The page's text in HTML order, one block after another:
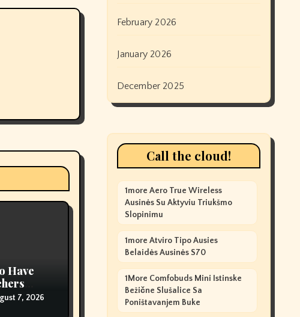
Have
Pods7, 2026
February 2026
January 2026
December 2025
Call the cloud!
1more Aero True Wireless
Ausinės Su Aktyviu Triukšmo
Slopinimu
1more Atviro Tipo Ausies
Belaidės Ausinės S70
1More Comfobuds Mini Istinske
Bežične Slušalice Sa
Poništavanjem Buke